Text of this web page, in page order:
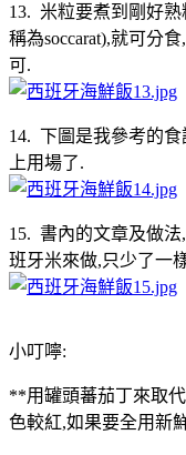
13. 米粒要煮到剛好
稱為soccarat),就可分
可.
14. 下圖是我參考的
上用場了.
15. 書內的文章及做
班牙米來做,只少了一
小叮嚀:
**用罐頭蕃茄丁來取
色較紅,如果要全用新